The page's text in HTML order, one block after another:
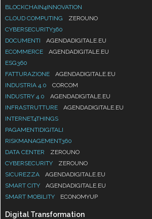
BLOCKCHAIN4INNOVATION
CLOUD COMPUTING
ZEROUNO
CYBERSECURITY360
DOCUMENTI
AGENDADIGITALE.EU
ECOMMERCE
AGENDADIGITALE.EU
ESG360
FATTURAZIONE
AGENDADIGITALE.EU
INDUSTRIA 4.0
CORCOM
INDUSTRY 4.0
AGENDADIGITALE.EU
INFRASTRUTTURE
AGENDADIGITALE.EU
INTERNET4THINGS
PAGAMENTIDIGITALI
RISKMANAGEMENT360
DATA CENTER
ZEROUNO
CYBERSECURITY
ZEROUNO
SICUREZZA
AGENDADIGITALE.EU
SMART CITY
AGENDADIGITALE.EU
SMART MOBILITY
ECONOMYUP
Digital Transformation